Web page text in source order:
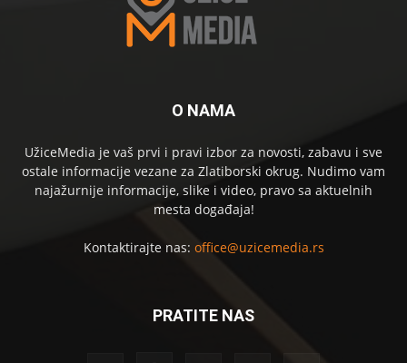
O NAMA
UžiceMedia je vaš prvi i pravi izbor za novosti, zabavu i sve
ostale informacije vezane za Zlatiborski okrug. Nudimo vam
najažurnije informacije, slike i video, pravo sa aktuelnih
mesta događaja!
Kontaktirajte nas: office@uzicemedia.rs
PRATITE NAS